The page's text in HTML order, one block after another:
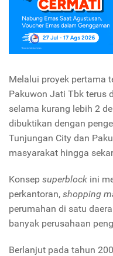
Melalui proyek pertama
Pakuwon Jati Tbk terus
selama kurang lebih 2
dibuktikan dengan
Tunjungan City dan
masyarakat hingga
Konsep superblock ini
perkantoran, shopping
perumahan di satu
banyak perusahaan
Berlanjut pada tahun